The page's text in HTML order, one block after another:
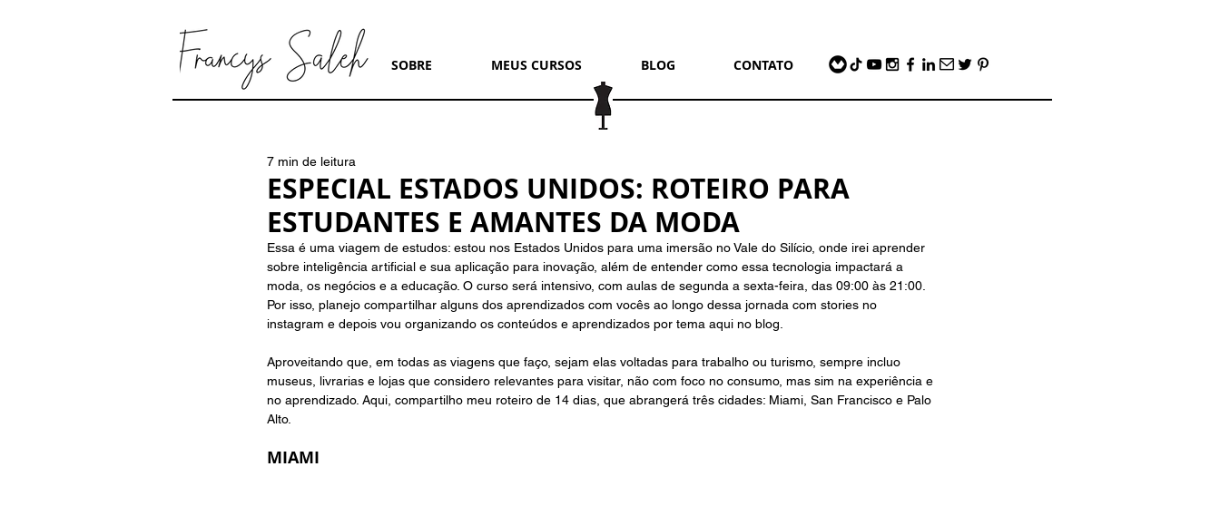
SOBRE MEUS CURSOS BLOG CONTATO
ESPECIAL ESTADOS UNIDOS: ROTEIRO PARA
ESTUDANTES E AMANTES DA MODA
7 min de leitura
Essa é uma viagem de estudos: estou nos Estados Unidos para uma imersão no Vale do Silício, onde irei aprender
sobre inteligência artificial e sua aplicação para inovação, além de entender como essa tecnologia impactará a
moda, os negócios e a educação. O curso será intensivo, com aulas de segunda a sexta-feira, das 09:00 às 21:00.
Por isso, planejo compartilhar alguns dos aprendizados com vocês ao longo dessa jornada com stories no
instagram e depois vou organizando os conteúdos e aprendizados por tema aqui no blog.
Aproveitando que, em todas as viagens que faço, sejam elas voltadas para trabalho ou turismo, sempre incluo
museus, livrarias e lojas que considero relevantes para visitar, não com foco no consumo, mas sim na experiência e
no aprendizado. Aqui, compartilho meu roteiro de 14 dias, que abrangerá três cidades: Miami, San Francisco e Palo
Alto.
MIAMI